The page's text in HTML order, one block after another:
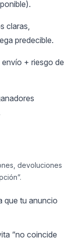
claras,
predecible.
+ riesgo de
devoluciones
que tu anuncio
“no coincide